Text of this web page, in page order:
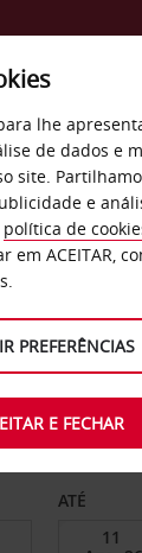
de devolução
ATÉ
lhe
de dados e
site.
e
política de
em ACEITAR,
PREFERÊNCIAS
E FECHAR